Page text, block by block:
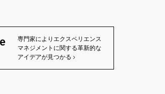
専門家によりエクスペリエンス
マネジメントに関する革新的な
アイデアが見つかる